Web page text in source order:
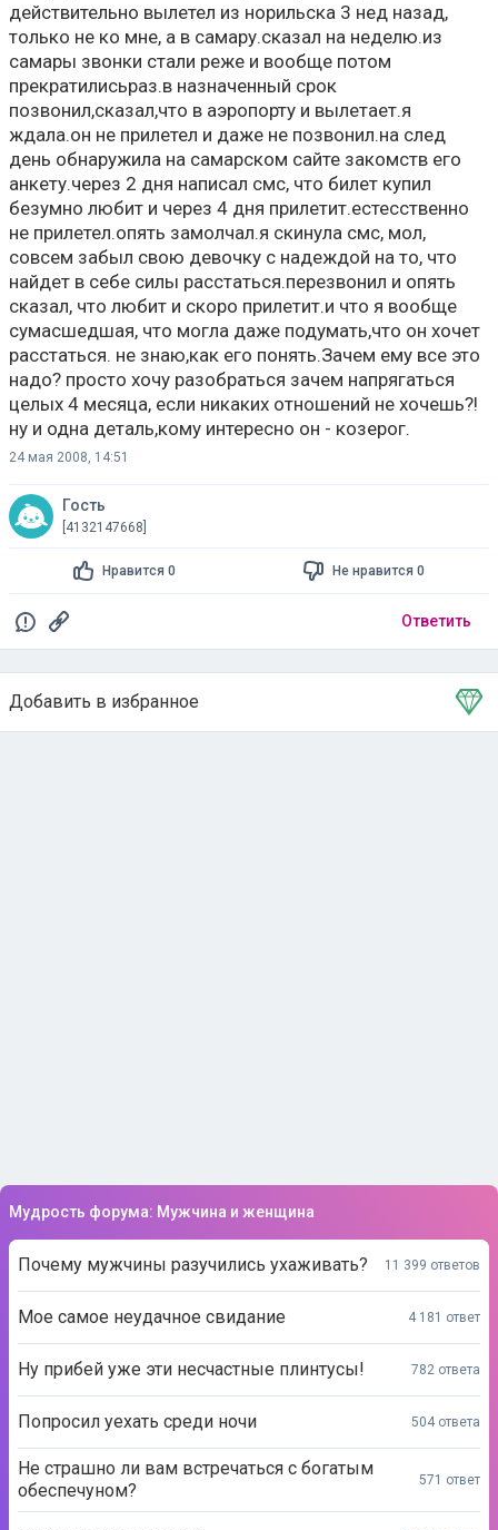
действительно вылетел из норильска 3 нед назад,
только не ко мне, а в самару.сказал на неделю.из
самары звонки стали реже и вообще потом
прекратилисьраз.в назначенный срок
позвонил,сказал,что в аэропорту и вылетает.я
ждала.он не прилетел и даже не позвонил.на след
день обнаружила на самарском сайте закомств его
анкету.через 2 дня написал смс, что билет купил
безумно любит и через 4 дня прилетит.естесственно
не прилетел.опять замолчал.я скинула смс, мол,
совсем забыл свою девочку с надеждой на то, что
найдет в себе силы расстаться.перезвонил и опять
сказал, что любит и скоро прилетит.и что я вообще
сумасшедшая, что могла даже подумать,что он хочет
расстаться. не знаю,как его понять.Зачем ему все это
надо? просто хочу разобраться зачем напрягаться
целых 4 месяца, если никаких отношений не хочешь?!
ну и одна деталь,кому интересно он - козерог.
24 мая 2008, 14:51
Гость
[4132147668]
Нравится 0 Не нравится 0
Ответить
Добавить в избранное
Тема в избранном
Мудрость форума: Мужчина и женщина
Почему мужчины разучились ухаживать? 11 399 ответов
Мое самое неудачное свидание 4 181 ответ
Ну прибей уже эти несчастные плинтусы! 782 ответа
Попросил уехать среди ночи 504 ответа
Не страшно ли вам встречаться с богатым
обеспечуном?
571 ответ